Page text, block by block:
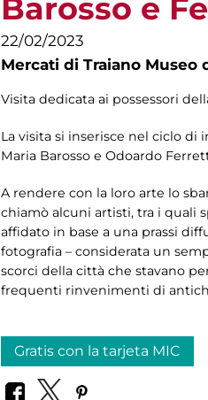
Barosso e
22/02/2023
Mercati di Traiano Museo
Visita dedicata ai possessori
La visita si inserisce nel ciclo di
Maria Barosso e Odoardo
A rendere con la loro arte lo
chiamò alcuni artisti, tra i quali
affidato in base a una prassi
fotografia – considerata un
scorci della città che stavano
frequenti rinvenimenti di
Gratis con la tarjeta MIC